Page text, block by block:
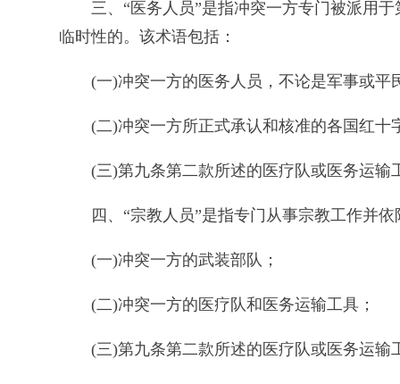
三、“医务人员”是指冲突一方专门被派用
临时性的。该术语包括：
(一)冲突一方的医务人员，不论是军事或
(二)冲突一方所正式承认和核准的各国红
(三)第九条第二款所述的医疗队或医务运输
四、“宗教人员”是指专门从事宗教工作并
(一)冲突一方的武装部队；
(二)冲突一方的医疗队和医务运输工具；
(三)第九条第二款所述的医疗队或医务运输